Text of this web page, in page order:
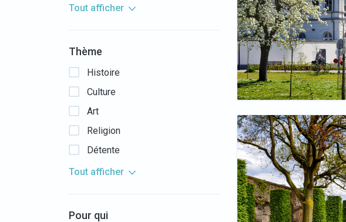
Tout afficher
Thème
Histoire
Culture
Art
Religion
Détente
Tout afficher
Pour qui